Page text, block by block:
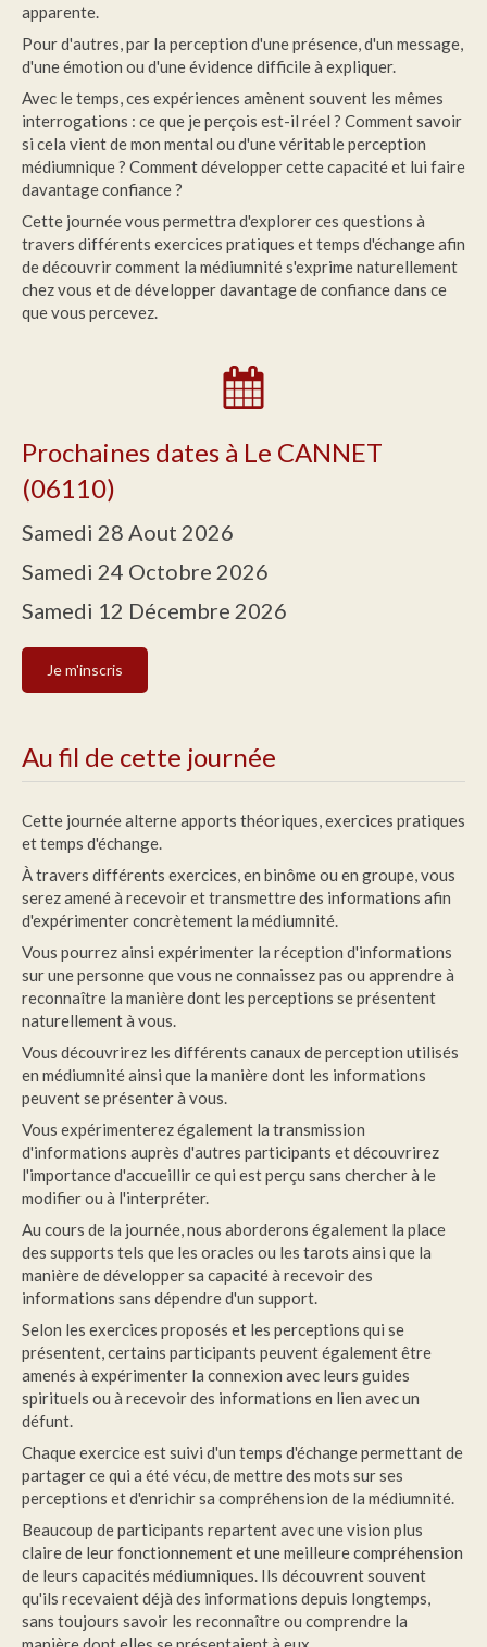
apparente.
Pour d'autres, par la perception d'une présence, d'un message,
d'une émotion ou d'une évidence difficile à expliquer.
Avec le temps, ces expériences amènent souvent les mêmes
interrogations : ce que je perçois est-il réel ? Comment savoir
si cela vient de mon mental ou d'une véritable perception
médiumnique ? Comment développer cette capacité et lui faire
davantage confiance ?
Cette journée vous permettra d'explorer ces questions à
travers différents exercices pratiques et temps d'échange afin
de découvrir comment la médiumnité s'exprime naturellement
chez vous et de développer davantage de confiance dans ce
que vous percevez.
Prochaines dates à Le CANNET
(06110)
Samedi 28 Aout 2026
Samedi 24 Octobre 2026
Samedi 12 Décembre 2026
Je m'inscris
Au fil de cette journée
Cette journée alterne apports théoriques, exercices pratiques
et temps d'échange.
À travers différents exercices, en binôme ou en groupe, vous
serez amené à recevoir et transmettre des informations afin
d'expérimenter concrètement la médiumnité.
Vous pourrez ainsi expérimenter la réception d'informations
sur une personne que vous ne connaissez pas ou apprendre à
reconnaître la manière dont les perceptions se présentent
naturellement à vous.
Vous découvrirez les différents canaux de perception utilisés
en médiumnité ainsi que la manière dont les informations
peuvent se présenter à vous.
Vous expérimenterez également la transmission
d'informations auprès d'autres participants et découvrirez
l'importance d'accueillir ce qui est perçu sans chercher à le
modifier ou à l'interpréter.
Au cours de la journée, nous aborderons également la place
des supports tels que les oracles ou les tarots ainsi que la
manière de développer sa capacité à recevoir des
informations sans dépendre d'un support.
Selon les exercices proposés et les perceptions qui se
présentent, certains participants peuvent également être
amenés à expérimenter la connexion avec leurs guides
spirituels ou à recevoir des informations en lien avec un
défunt.
Chaque exercice est suivi d'un temps d'échange permettant de
partager ce qui a été vécu, de mettre des mots sur ses
perceptions et d'enrichir sa compréhension de la médiumnité.
Beaucoup de participants repartent avec une vision plus
claire de leur fonctionnement et une meilleure compréhension
de leurs capacités médiumniques. Ils découvrent souvent
qu'ils recevaient déjà des informations depuis longtemps,
sans toujours savoir les reconnaître ou comprendre la